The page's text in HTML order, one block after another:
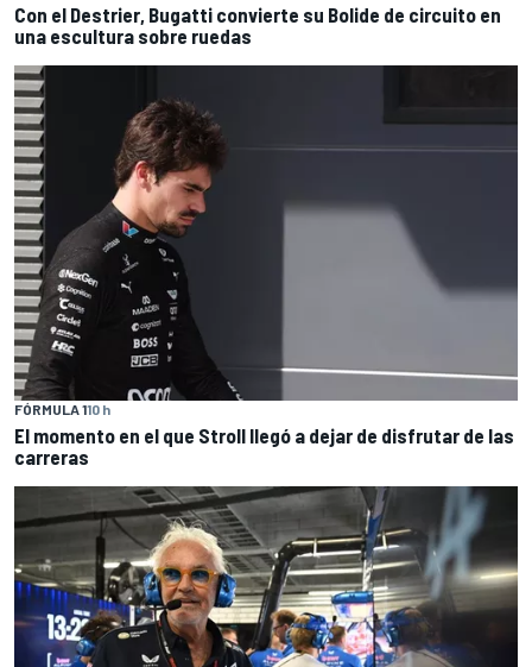
Con el Destrier, Bugatti convierte su Bolide de circuito en
una escultura sobre ruedas
FÓRMULA 110 h
El momento en el que Stroll llegó a dejar de disfrutar de las
carreras